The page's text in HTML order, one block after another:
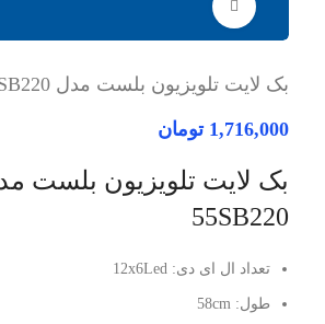
بک لایت تلویزیون بلست مدل BTV-55SB220
1,716,000 تومان
55SB220
تعداد ال ای دی: 12x6Led
طول: 58cm